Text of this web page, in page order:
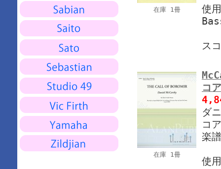
在庫 1冊
使
ス
在庫 1冊
コ
ダ
コ
楽
使